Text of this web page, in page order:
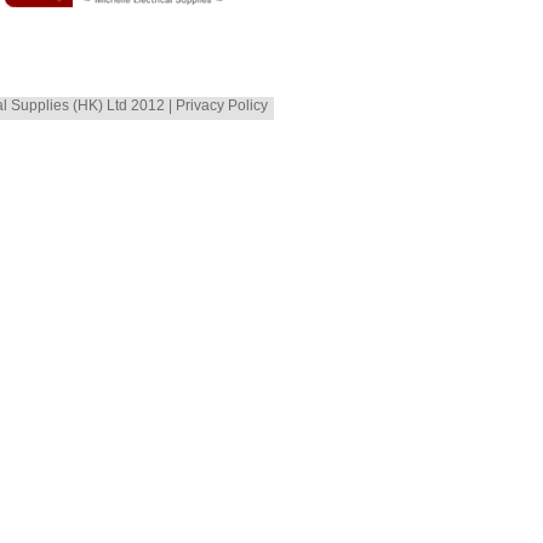
Supplies (HK) Ltd 2012 | Privacy Policy